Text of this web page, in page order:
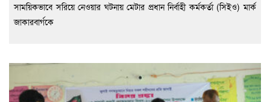
সাময়িকভাবে সরিয়ে নেওয়ার ঘটনায় মেটার প্রধান নির্বাহী কর্মকর্তা (সিইও) মার্ক
জাকারবার্গকে